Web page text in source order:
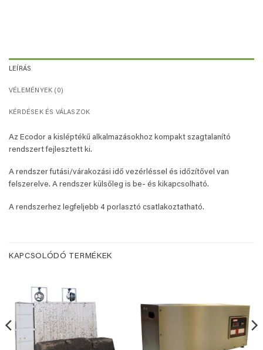
LEÍRÁS
VÉLEMÉNYEK (0)
KÉRDÉSEK ÉS VÁLASZOK
Az Ecodor a kisléptékű alkalmazásokhoz kompakt szagtalanító
rendszert fejlesztett ki.
A rendszer futási/várakozási idő vezérléssel és időzítővel van
felszerelve. A rendszer külsőleg is be- és kikapcsolható.
A rendszerhez legfeljebb 4 porlasztó csatlakoztatható.
KAPCSOLÓDÓ TERMÉKEK